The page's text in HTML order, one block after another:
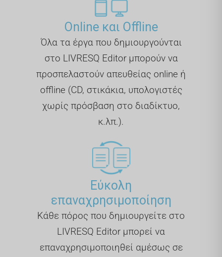
Online και Offline
Όλα τα έργα που δημιουργούνται
στο LIVRESQ Editor μπορούν να
προσπελαστούν απευθείας online ή
offline (CD, στικάκια, υπολογιστές
χωρίς πρόσβαση στο διαδίκτυο,
κ.λπ.).
Εύκολη
επαναχρησιμοποίηση
Κάθε πόρος που δημιουργείτε στο
LIVRESQ Editor μπορεί να
επαναχρησιμοποιηθεί αμέσως σε